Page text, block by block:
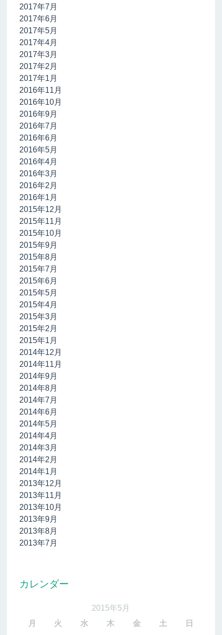
2017年7月
2017年6月
2017年5月
2017年4月
2017年3月
2017年2月
2017年1月
2016年11月
2016年10月
2016年9月
2016年7月
2016年6月
2016年5月
2016年4月
2016年3月
2016年2月
2016年1月
2015年12月
2015年11月
2015年10月
2015年9月
2015年8月
2015年7月
2015年6月
2015年5月
2015年4月
2015年3月
2015年2月
2015年1月
2014年12月
2014年11月
2014年9月
2014年8月
2014年7月
2014年6月
2014年5月
2014年4月
2014年3月
2014年2月
2014年1月
2013年12月
2013年11月
2013年10月
2013年9月
2013年8月
2013年7月
カレンダー
2015年5月
月
火 水 木 金 土 日